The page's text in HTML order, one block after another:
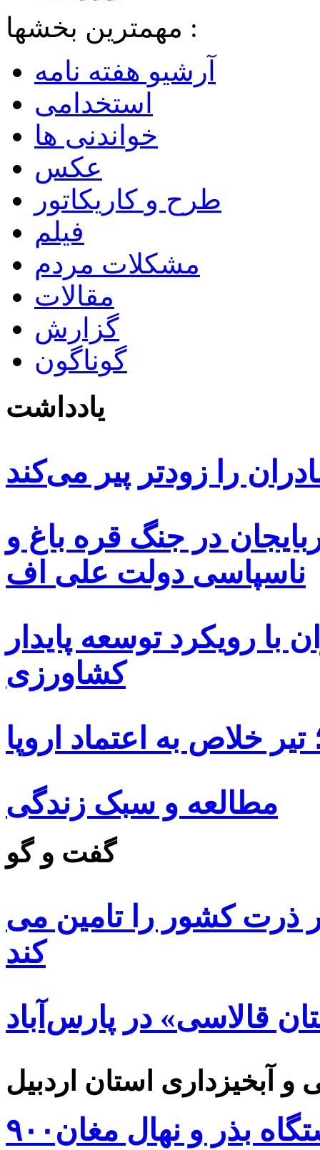
مهمترین بخشها :
آرشیو هفته نامه
استخدامی
خواندنی ها
عکس
طرح و کاریکاتور
فیلم
مشکلات مردم
مقالات
گزارش
گوناگون
یادداشت
را زودتر پیر می‌کند
در جنگ قره باغ و
ناسپاسی دولت علی اف
با رویکرد توسعه پایدار
کشاورزی
خلاص به اعتماد اروپا
مطالعه و سبک زندگی
گفت و گو
۸۵ درصد بذر ذرت کشور را تامین می
کند
قالاسی» در پارس‌آباد
۹۰۰هزار اصله نهال توسط ایستگاه بذر و نهال مغان